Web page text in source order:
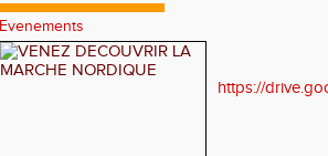
Evenements
https://